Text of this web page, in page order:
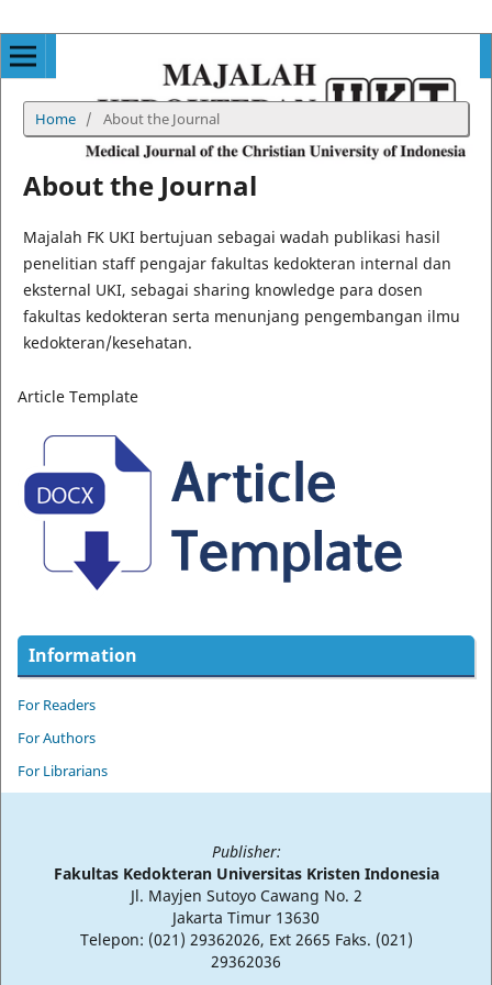
Home / About the Journal
About the Journal
Majalah FK UKI bertujuan sebagai wadah publikasi hasil
penelitian staff pengajar fakultas kedokteran internal dan
eksternal UKI, sebagai sharing knowledge para dosen
fakultas kedokteran serta menunjang pengembangan ilmu
kedokteran/kesehatan.
Article Template
Information
For Readers
For Authors
For Librarians
Publisher:
Fakultas Kedokteran Universitas Kristen Indonesia
Jl. Mayjen Sutoyo Cawang No. 2
Jakarta Timur 13630
Telepon: (021) 29362026, Ext 2665 Faks. (021)
29362036